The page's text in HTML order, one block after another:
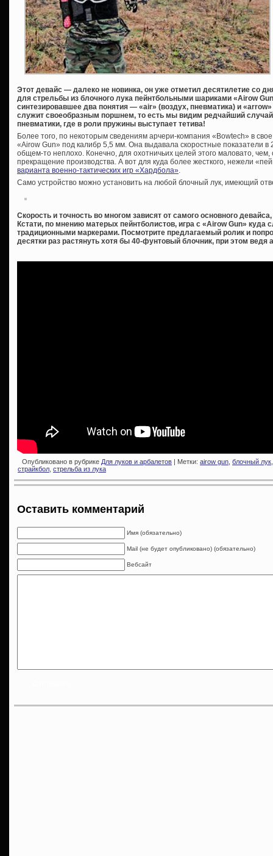
Этот девайс — далеко не новинка, он уже отметил десятилетие со
для стрельбы из блочного лука пейнтбольными шариками «Airow
синтезировавшее два понятия — «air» (воздух, пневматика) и
служит своеобразным поршнем, то есть мы видим редчайший
пневматики, где в роли пружины выступает тетива!
Более того, по некоторым сведениям арчери-компания «Bowtech» в
«Airow Gun» под калибр 5,5 мм. Она выдавала скоростные показатели в
общем-то неплохо. Конечно, для охотничьих целей этого маловато, чем,
прекращение производства. А вот для куда более жесткого, нежели
варианта военно-тактических игр «Хардбола»
Само устройство можно установить на любой блочный лук, имеющий
Скорость и точность во многом зависят от самого основного
Кстати, по мнению матерых пейнтболистов, игра с «Airow Gun»
традиционными маркерами. Посмотрите предлагаемый ролик и
десятки раз растянуть хотя бы 40-фунтовый блочник, при этом ведя
Опубликовано в рубрике Для луков и арбалетов | Метки: airow gun блочный лук
страйкбол стрельба из лука
Оставить комментарий
Имя (обязательно)
Mail (не будет опубликовано) (обязательно)
Вебсайт